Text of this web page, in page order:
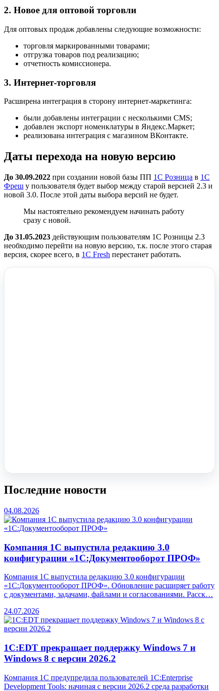
2. Новое для оптовой торговли
Для оптовых продаж добавлены следующие возможности:
торговля маркированными товарами;
отгрузка товаров под реализацию;
отчетность комиссионера.
3. Интернет-торговля
Расширена интеграция в сторону интернет-маркетинга:
были добавлены интеграции с несколькими CMS;
добавлен экспорт номенклатуры в Яндекс.Маркет;
реализована интеграция с магазином ВКонтакте.
Даты перехода на новую версию
До 30.09.2022 при создании новой базы ПП 1С Розница в 1С
Фреш у пользователя будет выбор между старой версией 2.3 и
новой 3.0. После этой даты выбора версий не будет.
Мы настоятельно рекомендуем начинать работу
сразу с новой.
До 31.05.2023 действующим пользователям 1С Розницы 2.3
необходимо перейти на новую версию, т.к. после этого старая
версия, скорее всего, в 1C Fresh перестанет работать.
Последние новости
04.08.2026
Компания 1С выпустила редакцию 3.0
конфигурации «1С:Документооборот ПРОФ»
Компания 1С выпустила редакцию 3.0 конфигурации
«1С:Документооборот ПРОФ». Обновление расширяет работу
с документами, задачами, файлами и согласованиями. Расск…
24.07.2026
1С:EDT прекращает поддержку Windows 7 и
Windows 8 с версии 2026.2
Компания 1С предупредила пользователей 1C:Enterprise
Development Tools: начиная с версии 2026.2 среда разработки